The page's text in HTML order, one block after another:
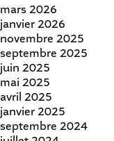
mars 2026
janvier 2026
novembre 2025
septembre 2025
juin 2025
mai 2025
avril 2025
janvier 2025
septembre 2024